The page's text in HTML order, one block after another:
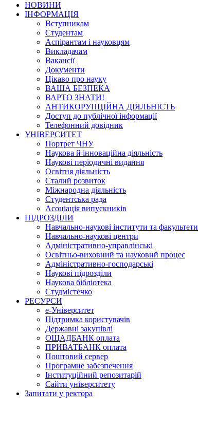
НОВИНИ
ІНФОРМАЦІЯ
Вступникам
Студентам
Аспірантам і науковцям
Викладачам
Вакансії
Документи
Цікаво про науку
ВАША БЕЗПЕКА
ВАРТО ЗНАТИ!
АНТИКОРУПЦІЙНА ДІЯЛЬНІСТЬ
Доступ до публічної інформації
Телефонний довідник
УНІВЕРСИТЕТ
Портрет ЧНУ
Наукова й інноваційна діяльність
Наукові періодичні видання
Освітня діяльність
Сталий розвиток
Міжнародна діяльність
Студентська рада
Асоціація випускників
ПІДРОЗДІЛИ
Навчально-наукові інститути та факультети
Навчально-наукові центри
Адміністративно-управлінські
Освітньо-виховний та науковий процес
Адміністративно-господарські
Наукові підрозділи
Наукова бібліотека
Студмістечко
РЕСУРСИ
е-Університет
Підтримка користувачів
Державні закупівлі
ОЩАДБАНК оплата
ПРИВАТБАНК оплата
Поштовий сервер
Програмне забезпечення
Інституційний репозитарій
Сайти університету
Запитати у ректора